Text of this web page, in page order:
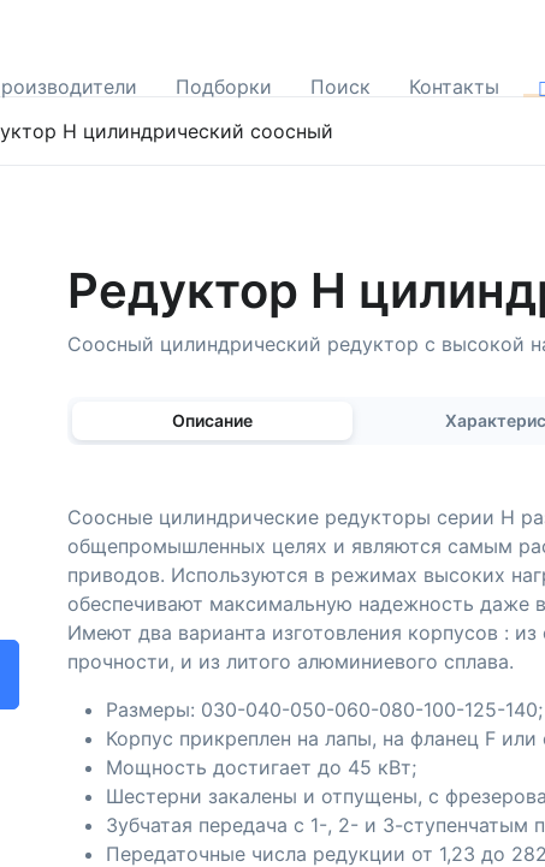
Подборки Поиск Контакты
H цилиндрический соосный
Редуктор H
Соосный цилиндрический редуктор с высокой
Описание
Соосные цилиндрические редукторы серии H
общепромышленных целях и являются самым
приводов. Используются в режимах высоких
обеспечивают максимальную надежность даже
Имеют два варианта изготовления корпусов :
прочности, и из литого алюминиевого сплава.
Размеры: 030-040-050-060-080-100-125-140;
Корпус прикреплен на лапы, на фланец F
Мощность достигает до 45 кВт;
Шестерни закалены и отпущены, с
Зубчатая передача с 1-, 2- и 3-ступенчатым
Передаточные числа редукции от 1,23 до